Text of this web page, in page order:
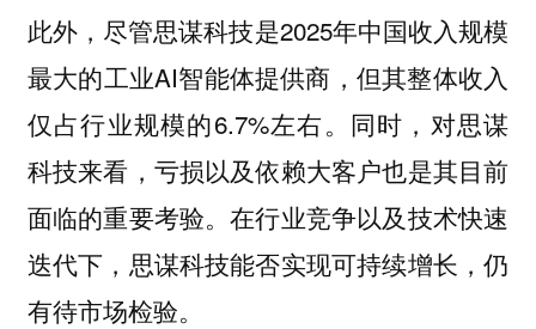
此外，尽管思谋科技是2025年中国收入规模
最大的工业AI智能体提供商，但其整体收入
仅占行业规模的6.7%左右。同时，对思谋
科技来看，亏损以及依赖大客户也是其目前
面临的重要考验。在行业竞争以及技术快速
迭代下，思谋科技能否实现可持续增长，仍
有待市场检验。